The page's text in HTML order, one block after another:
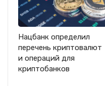
Нацбанк определил
перечень криптовалют
и операций для
криптобанков